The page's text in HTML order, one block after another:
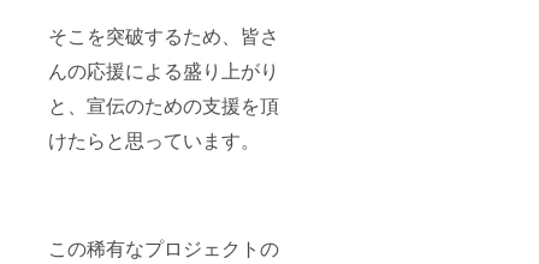
そこを突破するため、皆さ
んの応援による盛り上がり
と、宣伝のための支援を頂
けたらと思っています。
この稀有なプロジェクトの